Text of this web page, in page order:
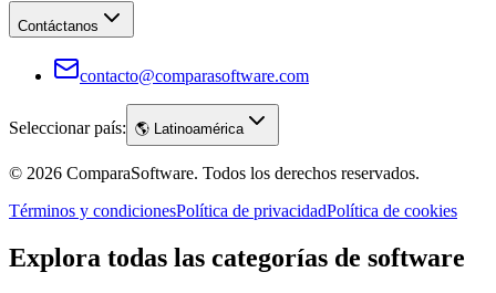
Contáctanos
contacto@comparasoftware.com
Seleccionar país: 🌎 Latinoamérica
© 2026 ComparaSoftware. Todos los derechos reservados.
Términos y condicionesPolítica de privacidadPolítica de cookies
Explora todas las categorías de software